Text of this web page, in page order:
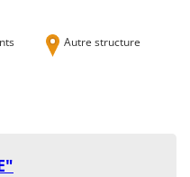
Autre structure